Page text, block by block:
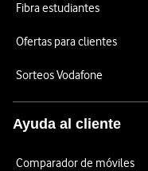
Fibra estudiantes
Ofertas para clientes
Sorteos Vodafone
Ayuda al cliente
Comparador de móviles